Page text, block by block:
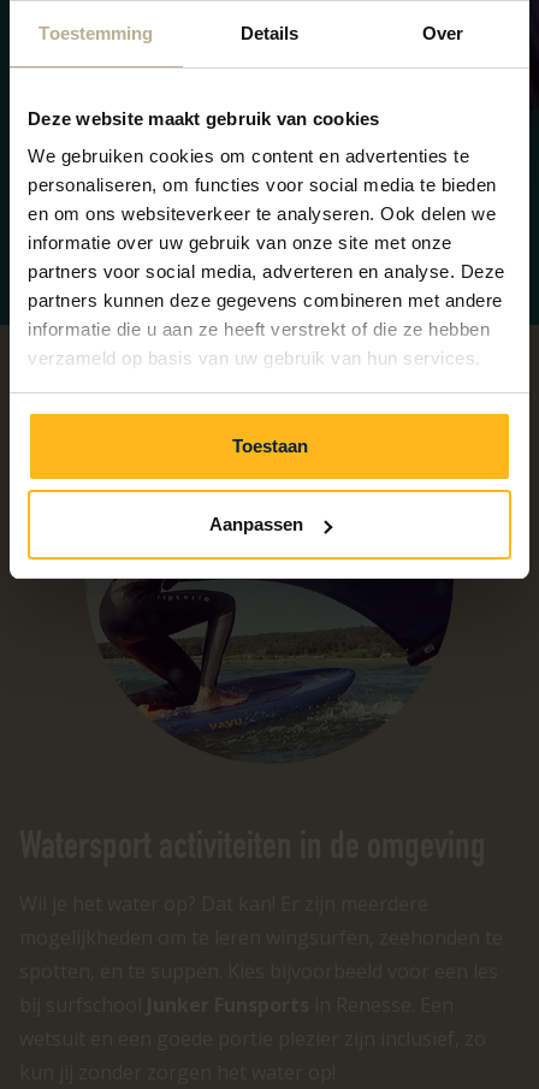
Toestemming Details Over
Deze website maakt gebruik van cookies
We gebruiken cookies om content en advertenties te
personaliseren, om functies voor social media te bieden
en om ons websiteverkeer te analyseren. Ook delen we
informatie over uw gebruik van onze site met onze
partners voor social media, adverteren en analyse. Deze
partners kunnen deze gegevens combineren met andere
informatie die u aan ze heeft verstrekt of die ze hebben
verzameld op basis van uw gebruik van hun services.
Toestaan
Aanpassen
Saturday Night Fever
9 & 23 augustus
Vorige Volgende